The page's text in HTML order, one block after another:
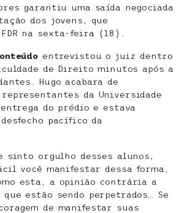
garantiu uma saída negociada
dos jovens, que
na sexta-feira (18).
entrevistou o juiz dentro
de Direito minutos após a
Hugo acabara de
representantes da Universidade
do prédio e estava
pacífico da
sinto orgulho desses alunos,
você manifestar dessa forma,
esta, a opinião contrária a
que estão sendo perpetrados… Se
de manifestar suas